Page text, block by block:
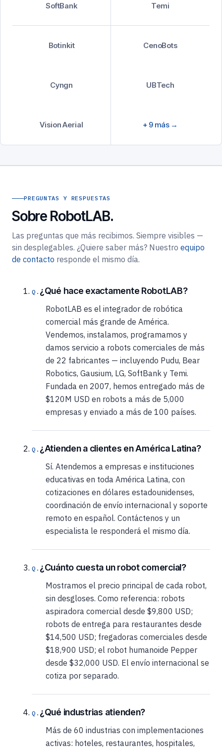
SoftBank Temi
Botinkit CenoBots
Cyngn UBTech
Vision Aerial + 9 más →
PREGUNTAS Y RESPUESTAS
Sobre RobotLAB.
Las preguntas que más recibimos. Siempre visibles —
sin desplegables. ¿Quiere saber más? Nuestro equipo
de contacto responde el mismo día.
¿Qué hace exactamente RobotLAB?
RobotLAB es el integrador de robótica
comercial más grande de América.
Vendemos, instalamos, programamos y
damos servicio a robots comerciales de más
de 22 fabricantes — incluyendo Pudu, Bear
Robotics, Gausium, LG, SoftBank y Temi.
Fundada en 2007, hemos entregado más de
$120M USD en robots a más de 5,000
empresas y enviado a más de 100 países.
¿Atienden a clientes en América Latina?
Sí. Atendemos a empresas e instituciones
educativas en toda América Latina, con
cotizaciones en dólares estadounidenses,
coordinación de envío internacional y soporte
remoto en español. Contáctenos y un
especialista le responderá el mismo día.
¿Cuánto cuesta un robot comercial?
Mostramos el precio principal de cada robot,
sin desgloses. Como referencia: robots
aspiradora comercial desde $9,800 USD;
robots de entrega para restaurantes desde
$14,500 USD; fregadoras comerciales desde
$18,900 USD; el robot humanoide Pepper
desde $32,000 USD. El envío internacional se
cotiza por separado.
¿Qué industrias atienden?
Más de 60 industrias con implementaciones
activas: hoteles, restaurantes, hospitales,